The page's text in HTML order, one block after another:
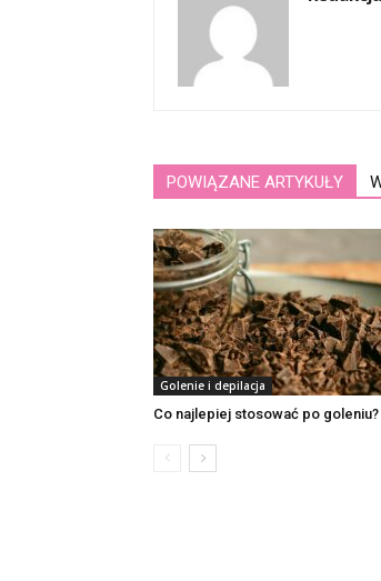
POWIĄZANE ARTYKUŁY
Golenie i depilacja
Co najlepiej stosować po goleniu?